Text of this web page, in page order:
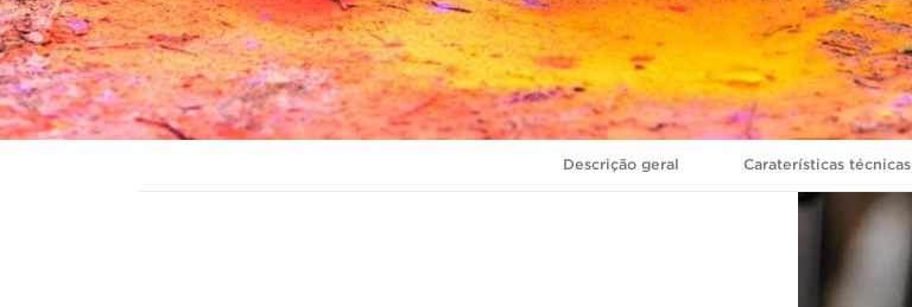
Descrição geral Caraterísticas técnicas